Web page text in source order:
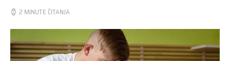
2 MINUTE ČITANJA